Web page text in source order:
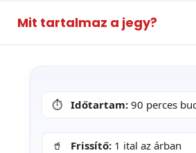
Mit tartalmaz a jegy?
⏱️ Időtartam: 90 perces
🥤 Frissítő: 1 ital az árban